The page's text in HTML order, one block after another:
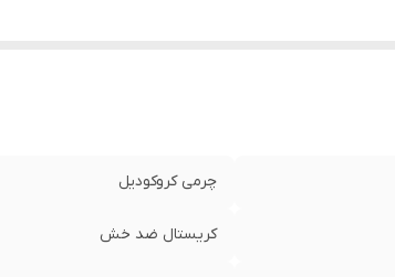
چرمی کروکودیل
کریستال ضد خش